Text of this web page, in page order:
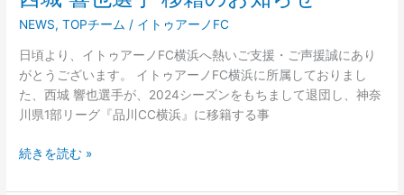
NEWS,TOPチーム / イトゥアーノFC
日頃より、イトゥアーノFC横浜へ熱いご支援・ご声援誠にあり
がとうございます。 イトゥアーノFC横浜に所属しておりまし
た、西城 響也選手が、2024シーズンをもちまして退団し、神奈
川県1部リーグ『品川CC横浜』に移籍する事
移
籍
の
お
知
ら
続きを読む »